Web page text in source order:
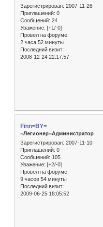
Зарегистрирован: 2007-11-26
Приглашений: 0
Сообщений: 24
Уважение: [+1/-0]
Провел на форуме:
2 часа 52 минуты
Последний визит:
2008-12-24 22:17:57
Finn=BY=
=Легионер=Администратор
Зарегистрирован: 2007-11-10
Приглашений: 0
Сообщений: 105
Уважение: [+2/-0]
Провел на форуме:
9 часов 54 минуты
Последний визит:
2009-06-25 18:05:52